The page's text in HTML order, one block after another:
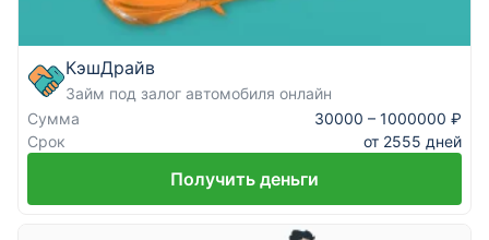
КэшДрайв
Займ под залог автомобиля онлайн
Сумма
30000 – 1000000 ₽
Срок
от 2555 дней
Получить деньги